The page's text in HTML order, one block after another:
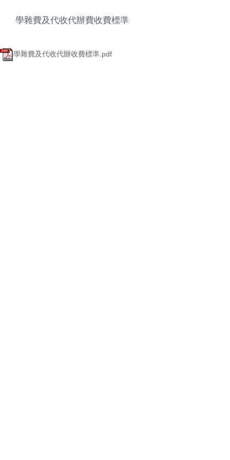
學雜費及代收代辦費收費標準
學雜費及代收代辦收費標準.pdf